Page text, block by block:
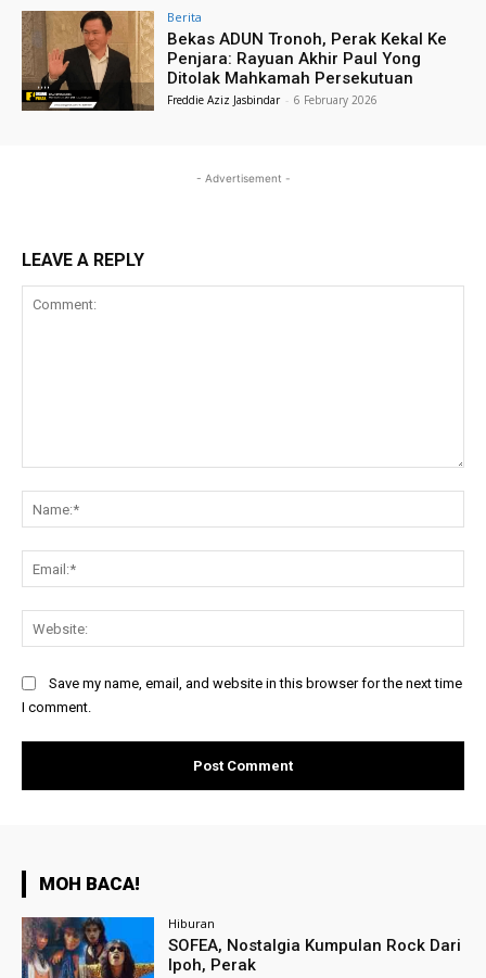
Berita
Bekas ADUN Tronoh, Perak Kekal Ke
Penjara: Rayuan Akhir Paul Yong
Ditolak Mahkamah Persekutuan
Freddie Aziz Jasbindar - 6 February 2026
- Advertisement -
LEAVE A REPLY
Save my name, email, and website in this browser for the next time
I comment.
MOH BACA!
Hiburan
SOFEA, Nostalgia Kumpulan Rock Dari
Ipoh, Perak